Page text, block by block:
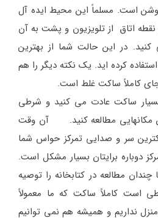
است. مسلماً این محیط ایده آل
اتاق از تلویزیون و پشت به آن
در این حالت شما از بهترین
کرده اید. یک نکته دیگر را هم
جای کاملاً ساکت غلط است.
ساکت عادت می کنید و شرطی
مکانهایی مطالعه کنید. آن وقت
سر و صدایی تمرکز حواس شما
دوباره برایتان بسیار مشکل است.
مطالعه در کتابخانه را توصیه
است کاملاً ساکت که ما معمولاً
نداریم و همیشه هم نمی توانیم